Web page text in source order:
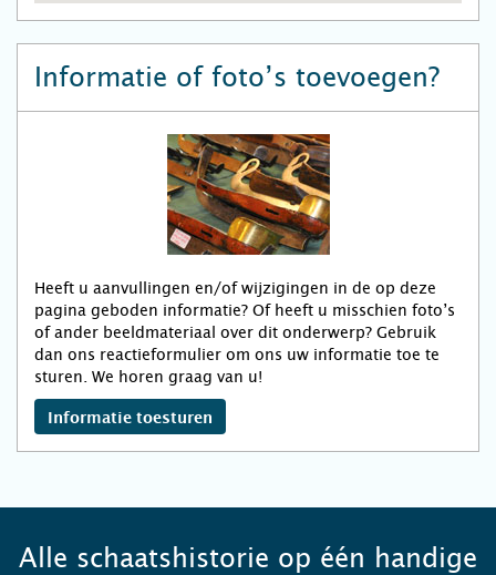
Informatie of foto’s toevoegen?
Heeft u aanvullingen en/of wijzigingen in de op deze
pagina geboden informatie? Of heeft u misschien foto’s
of ander beeldmateriaal over dit onderwerp? Gebruik
dan ons reactieformulier om ons uw informatie toe te
sturen. We horen graag van u!
Informatie toesturen
Alle schaatshistorie op één handige